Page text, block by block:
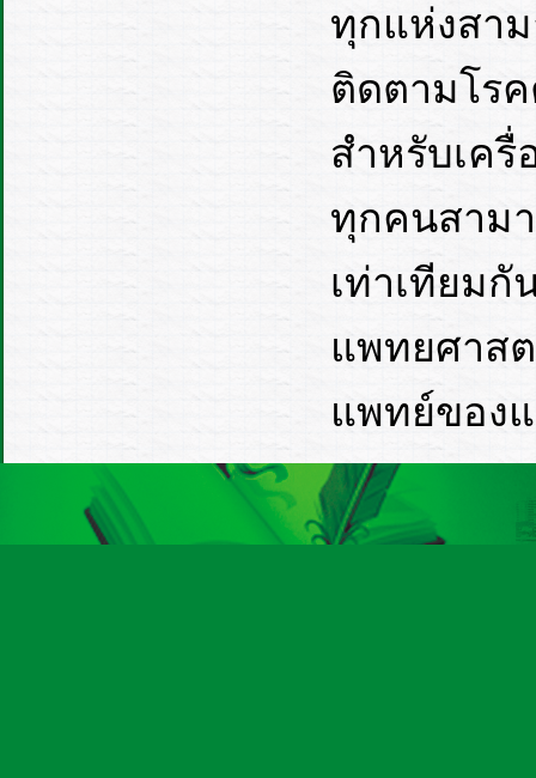
ทุกแห่งสาม
ติดตามโรค
สำหรับเค
ทุกคนสามา
เท่าเทียม
แพทยศาส
แพทย์ของ